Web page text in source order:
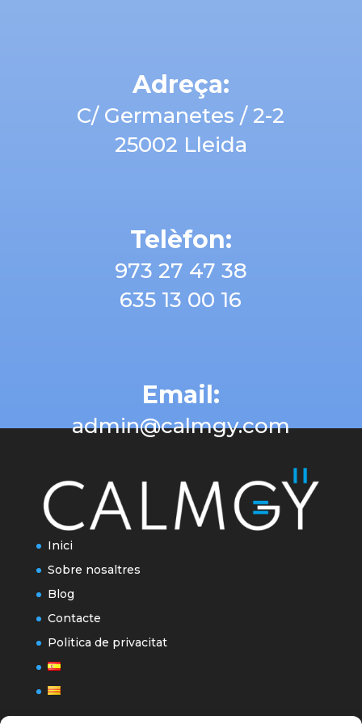
Adreça:
C/ Germanetes / 2-2
25002 Lleida
Telèfon:
973 27 47 38
635 13 00 16
Email:
admin@calmgy.com
Inici
Sobre nosaltres
Blog
Contacte
Politica de privacitat